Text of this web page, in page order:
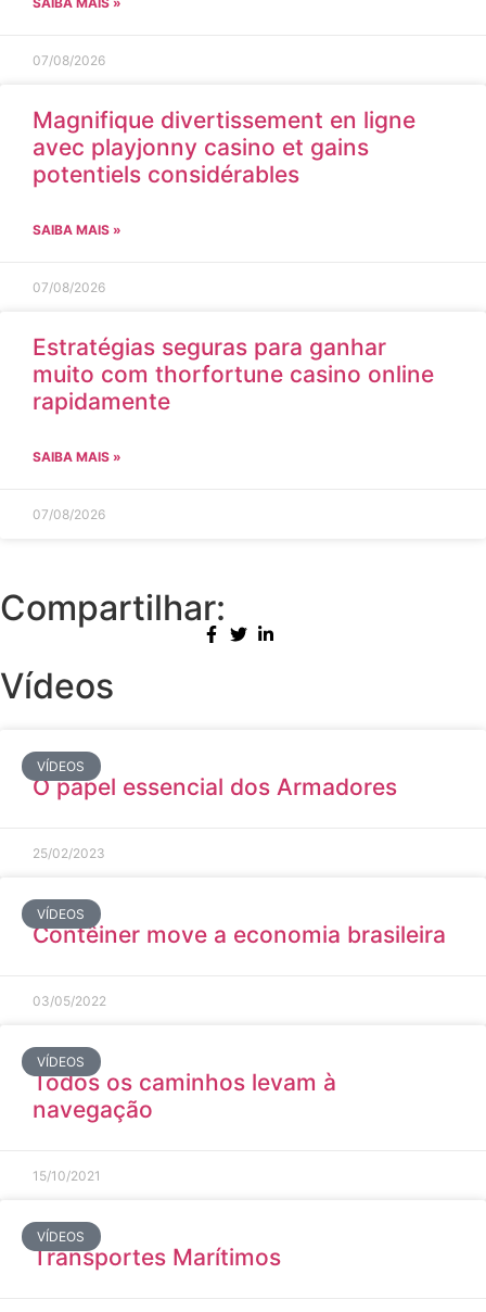
07/08/2026
Magnifique divertissement en ligne
avec playjonny casino et gains
potentiels considérables
SAIBA MAIS »
07/08/2026
Estratégias seguras para ganhar
muito com thorfortune casino online
rapidamente
SAIBA MAIS »
07/08/2026
Compartilhar:
Vídeos
VÍDEOS
O papel essencial dos Armadores
25/02/2023
VÍDEOS
Contêiner move a economia brasileira
03/05/2022
VÍDEOS
Todos os caminhos levam à
navegação
15/10/2021
VÍDEOS
Transportes Marítimos